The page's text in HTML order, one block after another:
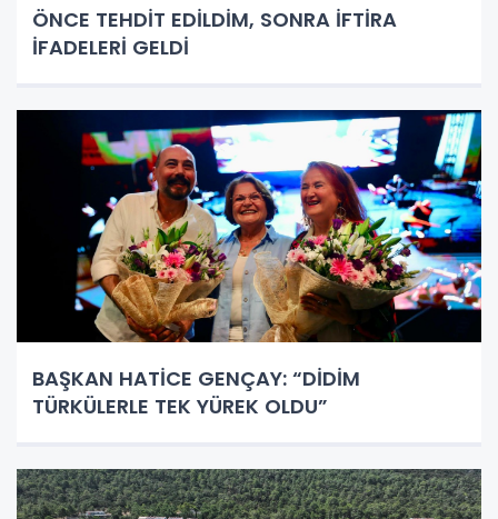
ÖNCE TEHDİT EDİLDİM, SONRA İFTİRA
İFADELERİ GELDİ
BAŞKAN HATİCE GENÇAY: “DİDİM
TÜRKÜLERLE TEK YÜREK OLDU”